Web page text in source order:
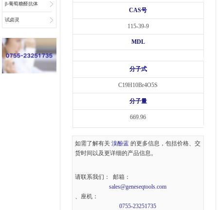
检底物
β-葡萄糖醛抗体
偶联物连接子
试卤灵
CAS号
115-39-9
MDL
分子式
C19H10Br4O5S
分子量
669.96
如需了解有关溴酚蓝 的更多信息，包括价格、交
货时间以及更详细的产品信息。
请联系我们： 邮箱：
sales@geneseqtools.com
、座机：
0755-23251735